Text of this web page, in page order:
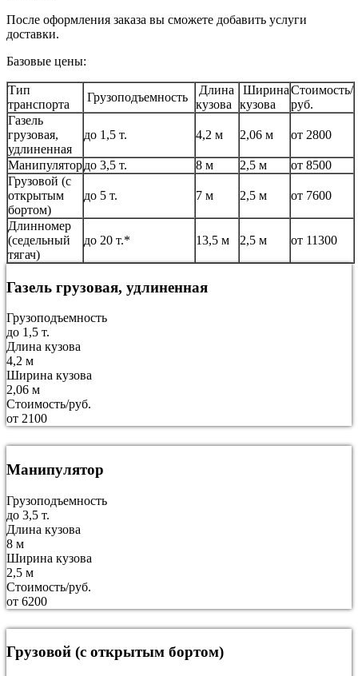
После оформления заказа вы сможете добавить услуги
доставки.
Базовые цены:
Тип
транспорта
Грузоподъемность
Длина
кузова
Ширина
кузова
Стоимость/
руб.
Газель
грузовая,
удлиненная
до 1,5 т. 4,2 м 2,06 м от 2800
Манипулятордо 3,5 т. 8 м 2,5 м
от 8500
Грузовой (с
открытым
бортом)
до 5 т. 7 м 2,5 м от 7600
Длинномер
(седельный
тягач)
до 20 т.* 13,5 м 2,5 м от 11300
Газель грузовая, удлиненная
Грузоподъемность
до 1,5 т.
Длина кузова
4,2 м
Ширина кузова
2,06 м
Стоимость/руб.
от 2100
Манипулятор
Грузоподъемность
до 3,5 т.
Длина кузова
8 м
Ширина кузова
2,5 м
Стоимость/руб.
от 6200
Грузовой (с открытым бортом)